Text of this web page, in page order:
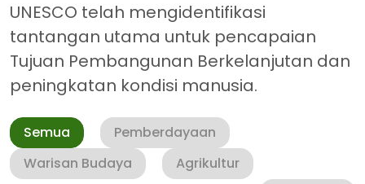
UNESCO telah mengidentifikasi
tantangan utama untuk pencapaian
Tujuan Pembangunan Berkelanjutan dan
peningkatan kondisi manusia.
Semua
Pemberdayaan
Warisan Budaya
Agrikultur